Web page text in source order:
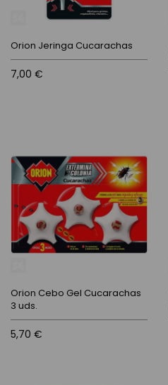
Orion Jeringa Cucarachas
7,00 €
Orion Cebo Gel Cucarachas
3 uds.
5,70 €